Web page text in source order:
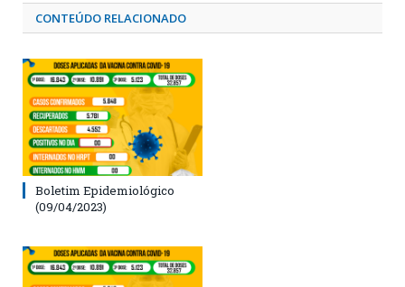
CONTEÚDO RELACIONADO
Boletim Epidemiológico
(09/04/2023)